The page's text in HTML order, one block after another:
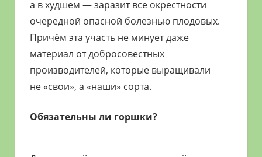
а в худшем — заразит все окрестности
очередной опасной болезнью плодовых.
Причём эта участь не минует даже
материал от добросовестных
производителей, которые выращивали
не «свои», а «наши» сорта.
Обязательны ли горшки?